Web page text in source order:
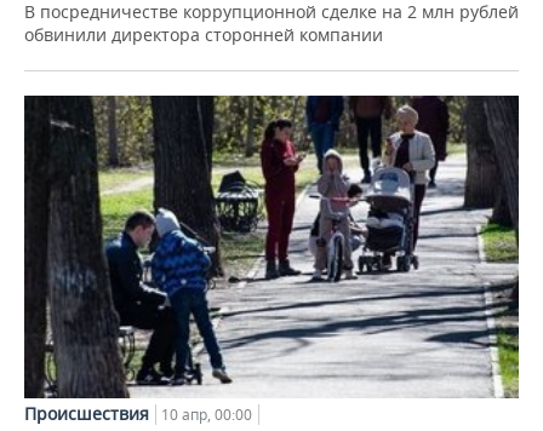
В посредничестве коррупционной сделке на 2 млн рублей
обвинили директора сторонней компании
Происшествия 10 апр, 00:00